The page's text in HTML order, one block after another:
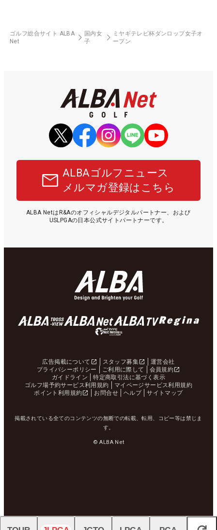
ゴルフ総合サイト ALBA
Net
国内女
子
ミヤギテレビ杯ダンロップ女子オ
ープン
ALBAゴルフニュース
メルマガ登録はこちら
ALBA NetはR&Aのオフィシャルデジタルパートナー、および
USLPGAの日本公式サイトパートナーです。
広告掲載について スタッフ募集
運営会社
プライバシーポリシー
ご利用に際して
会員規約
ガイドライン
特定商取引法に基づく表示
ゴルフ場予約サービス利用規約
マイページサービス利用規約
ポイント利用規約
お問合せ ヘルプ サイトマップ
掲載されている全てのコンテンツの無断での転載、転用、コピー等は禁じま
す。
© ALBA Net